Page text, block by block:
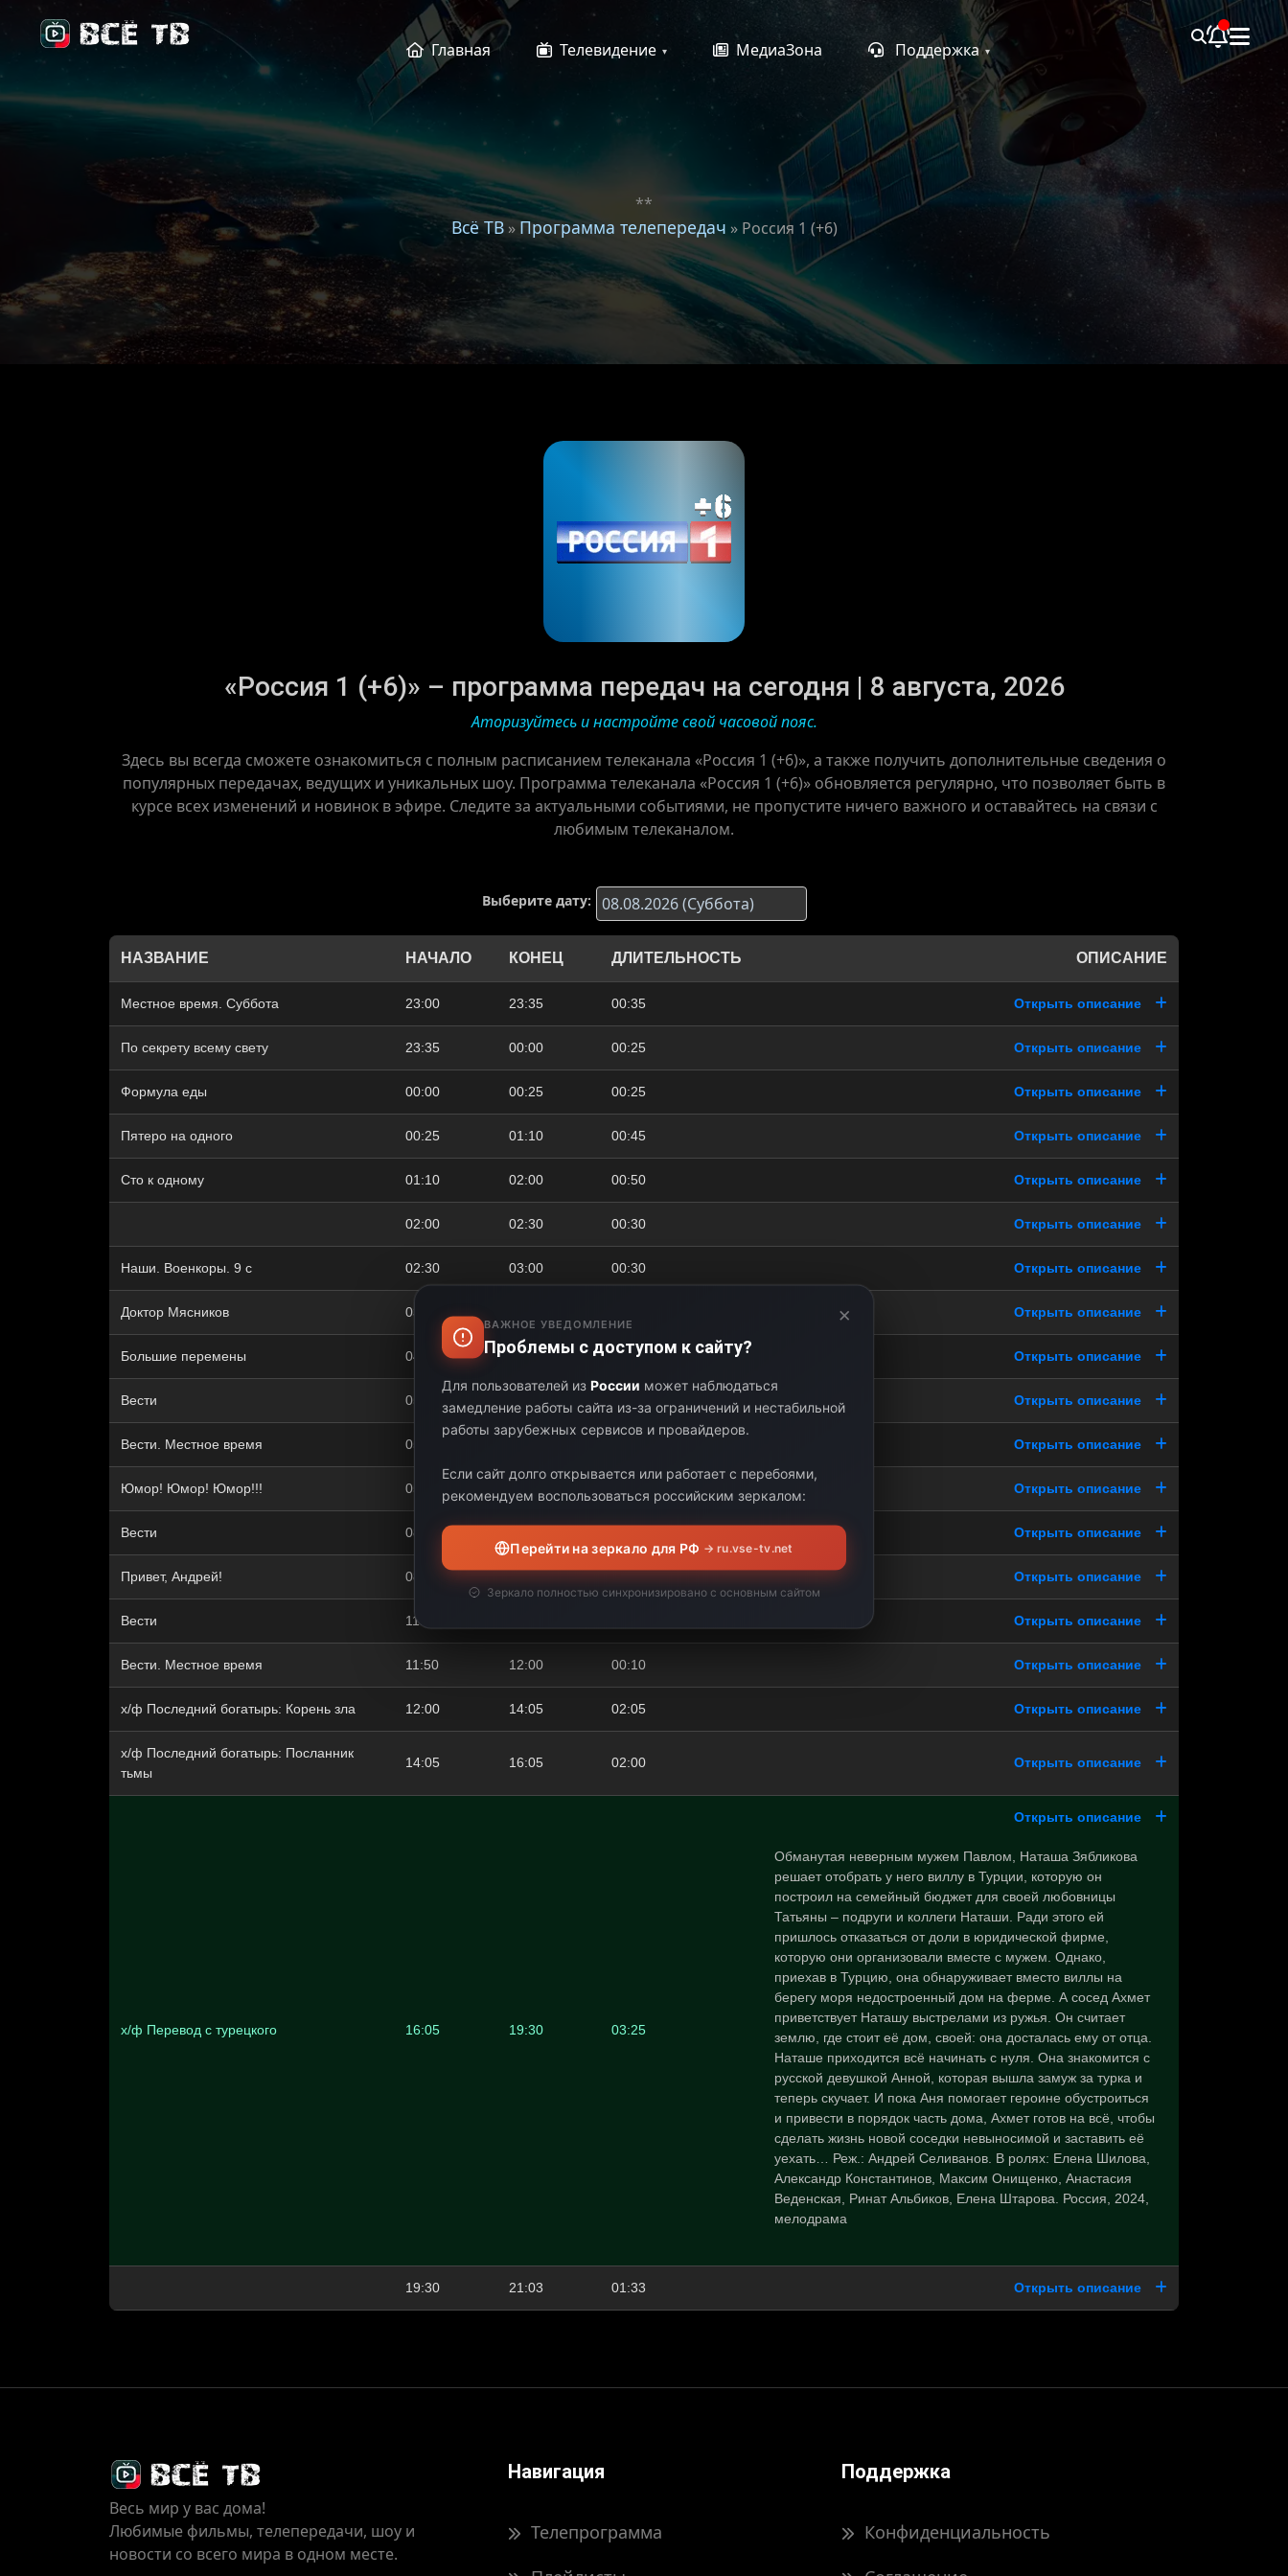
Главная Телевидение МедиаЗона Поддержка
**
Всё ТВ»Программа телепередач » Россия 1 (+6)
«Россия 1 (+6)» – программа передач на сегодня | 8 августа, 2026
Аторизуйтесь и настройте свой часовой пояс.
Здесь вы всегда сможете ознакомиться с полным расписанием телеканала «Россия 1 (+6)», а также получить дополнительные сведения о
популярных передачах, ведущих и уникальных шоу. Программа телеканала «Россия 1 (+6)» обновляется регулярно, что позволяет быть в
курсе всех изменений и новинок в эфире. Следите за актуальными событиями, не пропустите ничего важного и оставайтесь на связи с
любимым телеканалом.
Выберите дату:
НАЗВАНИЕ НАЧАЛО КОНЕЦ ДЛИТЕЛЬНОСТЬ ОПИСАНИЕ
Местное время. Суббота 23:00 23:35 00:35 Открыть описание
По секрету всему свету 23:35 00:00 00:25 Открыть описание
Формула еды 00:00 00:25 00:25 Открыть описание
Пятеро на одного 00:25 01:10 00:45 Открыть описание
Сто к одному 01:10 02:00 00:50 Открыть описание
02:00 02:30 00:30 Открыть описание
Наши. Военкоры. 9 c 02:30 03:00 00:30 Открыть описание
Доктор Мясников 03:00 Открыть описание
Большие перемены 04:00 05:00 01:00 Открыть описание
Вести 05:00 Открыть описание
Вести. Местное время 05:30 Открыть описание
Юмор! Юмор! Юмор!!! 05:50 Открыть описание
Вести 08:00 Открыть описание
Привет, Андрей! 08:50 11:00 02:10 Открыть описание
Вести 11:00 Открыть описание
Вести. Местное время 11:50 12:00 00:10 Открыть описание
х/ф Последний богатырь: Корень зла 12:00 14:05 02:05 Открыть описание
х/ф Последний богатырь: Посланник
тьмы
14:05 16:05 02:00 Открыть описание
х/ф Перевод с турецкого 16:05 19:30 03:25
Открыть описание
Обманутая неверным мужем Павлом, Наташа Зябликова
решает отобрать у него виллу в Турции, которую он
построил на семейный бюджет для своей любовницы
Татьяны – подруги и коллеги Наташи. Ради этого ей
пришлось отказаться от доли в юридической фирме,
которую они организовали вместе с мужем. Однако,
приехав в Турцию, она обнаруживает вместо виллы на
берегу моря недостроенный дом на ферме. А сосед Ахмет
приветствует Наташу выстрелами из ружья. Он считает
землю, где стоит её дом, своей: она досталась ему от отца.
Наташе приходится всё начинать с нуля. Она знакомится с
русской девушкой Анной, которая вышла замуж за турка и
теперь скучает. И пока Аня помогает героине обустроиться
и привести в порядок часть дома, Ахмет готов на всё, чтобы
сделать жизнь новой соседки невыносимой и заставить её
уехать… Реж.: Андрей Селиванов. В ролях: Елена Шилова,
Александр Константинов, Максим Онищенко, Анастасия
Веденская, Ринат Альбиков, Елена Штарова. Россия, 2024,
мелодрама
19:30 21:03 01:33 Открыть описание
Весь мир у вас дома!
Любимые фильмы, телепередачи, шоу и
новости со всего мира в одном месте.
Навигация
Телепрограмма
Поддержка
Конфиденциальность
×
ВАЖНОЕ УВЕДОМЛЕНИЕ
Проблемы с доступом к сайту?
Для пользователей из России может наблюдаться
замедление работы сайта из-за ограничений и нестабильной
работы зарубежных сервисов и провайдеров.
Если сайт долго открывается или работает с перебоями,
рекомендуем воспользоваться российским зеркалом:
Перейти на зеркало для РФ → ru.vse-tv.net
Зеркало полностью синхронизировано с основным сайтом